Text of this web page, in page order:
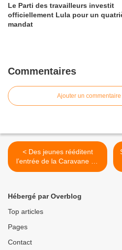
Le Parti des travailleurs investit
officiellement Lula pour un
mandat
Commentaires
Ajouter un commentaire
< Des jeunes rééditent
l’entrée de la Caravane de
la Liberté à Cienfuegos
Hébergé par Overblog
Top articles
Pages
Contact